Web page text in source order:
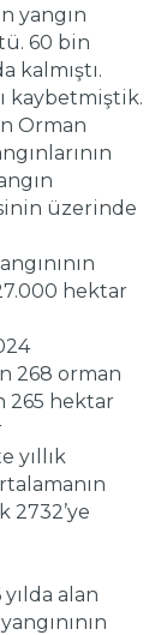
yangın
60 bin
kalmıştı.
kaybetmiştik.
Orman
üzerinde
hektar
268 orman
265 hektar
yıllık
2732’ye
alan